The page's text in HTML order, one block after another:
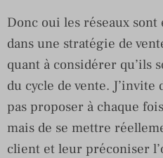
Donc oui les réseaux sont
dans une stratégie de
quant à considérer qu’ils
du cycle de vente.
pas proposer à chaque
mais de se mettre
client et leur préconiser